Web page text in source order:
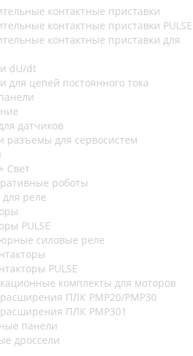
контактные приставки
контактные приставки PULSE
контактные приставки для
dU/dt
для цепей постоянного тока
датчиков
разъемы для сервосистем
Свет
роботы
реле
PULSE
силовые реле
PULSE
комплекты для моторов
ПЛК PMP20/PMP30
ПЛК PMP301
панели
дроссели